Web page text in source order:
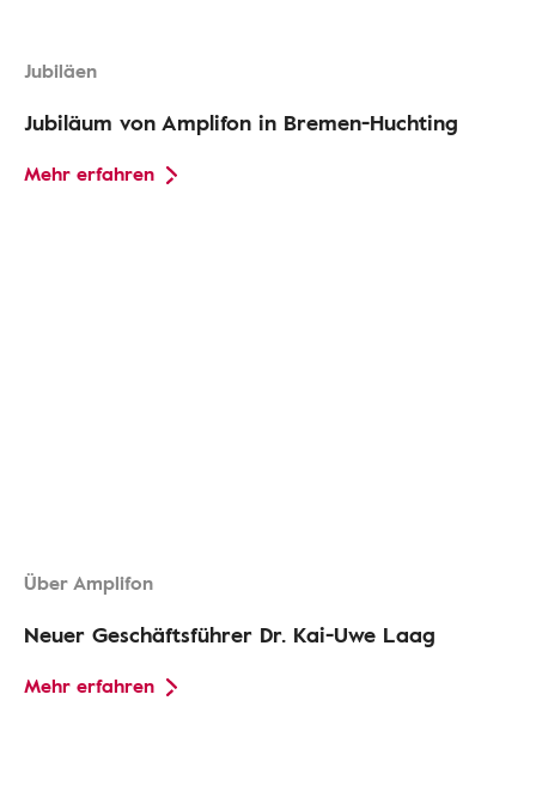
Jubiläen
Jubiläum von Amplifon in Bremen-Huchting
Mehr erfahren
Über Amplifon
Neuer Geschäftsführer Dr. Kai-Uwe Laag
Mehr erfahren